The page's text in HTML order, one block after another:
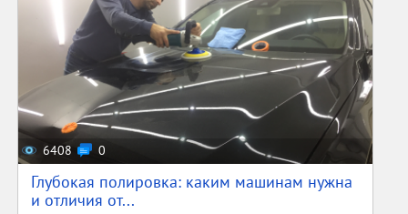
6408 0
Глубокая полировка: каким машинам нужна
и отличия от...